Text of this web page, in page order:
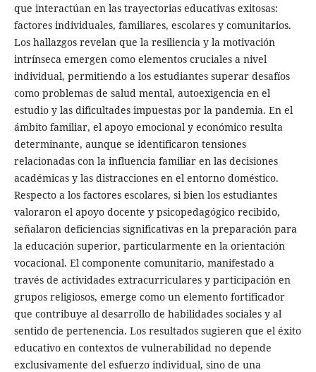
que interactúan en las trayectorias educativas exitosas:
factores individuales, familiares, escolares y comunitarios.
Los hallazgos revelan que la resiliencia y la motivación
intrínseca emergen como elementos cruciales a nivel
individual, permitiendo a los estudiantes superar desafíos
como problemas de salud mental, autoexigencia en el
estudio y las dificultades impuestas por la pandemia. En el
ámbito familiar, el apoyo emocional y económico resulta
determinante, aunque se identificaron tensiones
relacionadas con la influencia familiar en las decisiones
académicas y las distracciones en el entorno doméstico.
Respecto a los factores escolares, si bien los estudiantes
valoraron el apoyo docente y psicopedagógico recibido,
señalaron deficiencias significativas en la preparación para
la educación superior, particularmente en la orientación
vocacional. El componente comunitario, manifestado a
través de actividades extracurriculares y participación en
grupos religiosos, emerge como un elemento fortificador
que contribuye al desarrollo de habilidades sociales y al
sentido de pertenencia. Los resultados sugieren que el éxito
educativo en contextos de vulnerabilidad no depende
exclusivamente del esfuerzo individual, sino de una